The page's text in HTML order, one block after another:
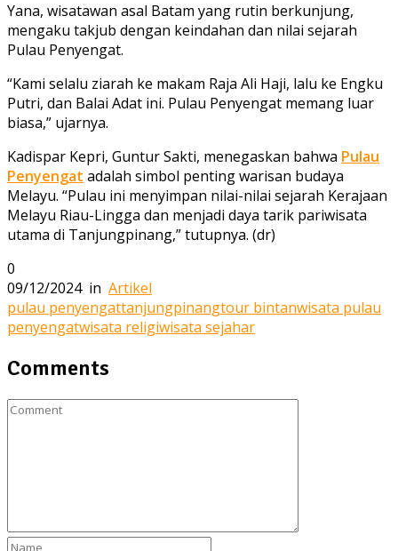
Yana, wisatawan asal Batam yang rutin berkunjung,
mengaku takjub dengan keindahan dan nilai sejarah
Pulau Penyengat.
“Kami selalu ziarah ke makam Raja Ali Haji, lalu ke Engku
Putri, dan Balai Adat ini. Pulau Penyengat memang luar
biasa,” ujarnya.
Kadispar Kepri, Guntur Sakti, menegaskan bahwa Pulau
Penyengat adalah simbol penting warisan budaya
Melayu. “Pulau ini menyimpan nilai-nilai sejarah Kerajaan
Melayu Riau-Lingga dan menjadi daya tarik pariwisata
utama di Tanjungpinang,” tutupnya. (dr)
0
09/12/2024in Artikel
pulau penyengattanjungpinangtour bintanwisata pulau
penyengatwisata religiwisata sejahar
Comments